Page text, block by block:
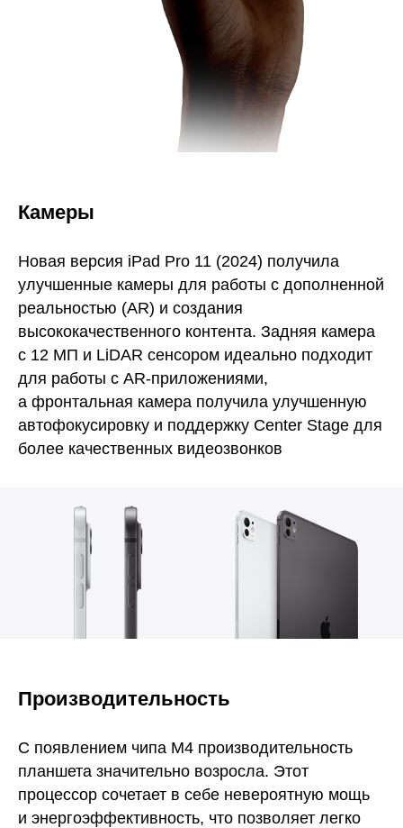
Камеры
Новая версия iPad Pro 11 (2024) получила
улучшенные камеры для работы с дополненной
реальностью (AR) и создания
высококачественного контента. Задняя камера
с 12 МП и LiDAR сенсором идеально подходит
для работы с AR-приложениями,
а фронтальная камера получила улучшенную
автофокусировку и поддержку Center Stage для
более качественных видеозвонков
Производительность
С появлением чипа M4 производительность
планшета значительно возросла. Этот
процессор сочетает в себе невероятную мощь
и энергоэффективность, что позволяет легко